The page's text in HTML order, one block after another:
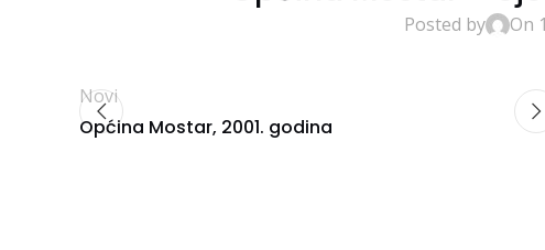
Posted by On
Novi
Općina Mostar, 2001. godina